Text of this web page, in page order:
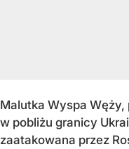
Malutka Wyspa Węży,
w pobliżu granicy
zaatakowana przez